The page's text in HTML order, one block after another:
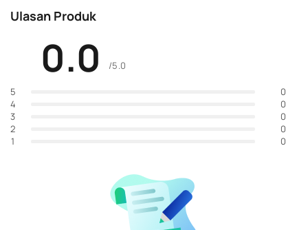
Ulasan Produk
0.0 /5.0
5
0
4
0
3
0
2
0
1
0